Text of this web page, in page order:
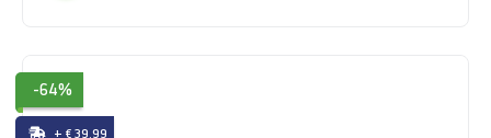
-64%
+ € 39.99